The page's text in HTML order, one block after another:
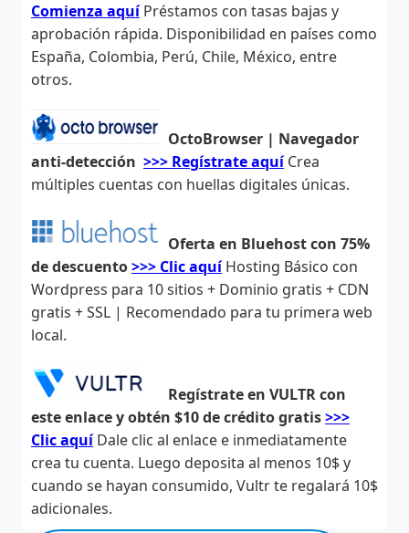
Comienza aquíPréstamos con tasas bajas y
aprobación rápida. Disponibilidad en países como
España, Colombia, Perú, Chile, México, entre
otros.
OctoBrowser | Navegador
anti-detección >>> Regístrate aquíCrea
múltiples cuentas con huellas digitales únicas.
Oferta en Bluehost con 75%
de descuento>>> Clic aquíHosting Básico con
Wordpress para 10 sitios + Dominio gratis + CDN
gratis + SSL | Recomendado para tu primera web
local.
Regístrate en VULTR con
este enlace y obtén $10 de crédito gratis>>>
Clic aquíDale clic al enlace e inmediatamente
crea tu cuenta. Luego deposita al menos 10$ y
cuando se hayan consumido, Vultr te regalará 10$
adicionales.